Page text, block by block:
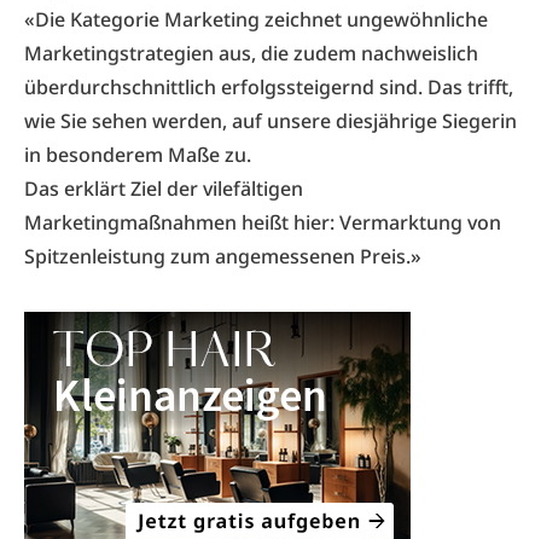
«Die Kategorie Marketing zeichnet ungewöhnliche
Marketingstrategien aus, die zudem nachweislich
überdurchschnittlich erfolgssteigernd sind. Das trifft,
wie Sie sehen werden, auf unsere diesjährige Siegerin
in besonderem Maße zu.
Das erklärt Ziel der vilefältigen
Marketingmaßnahmen heißt hier: Vermarktung von
Spitzenleistung zum angemessenen Preis.»